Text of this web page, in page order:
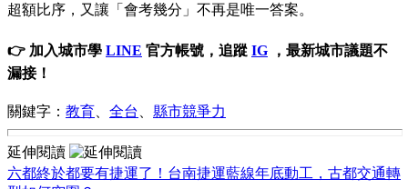
超額比序，又讓「會考幾分」不再是唯一答案。
👉 加入城市學 LINE 官方帳號，追蹤 IG ，最新城市議題不
漏接！
關鍵字： 教育 全台 縣市競爭力
延伸閱讀
六都終於都要有捷運了！台南捷運藍線年底動工，古都交通轉